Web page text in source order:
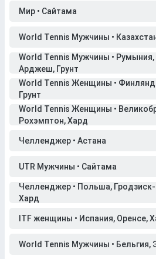
Мир • Сайтама
World Tennis Мужчины •
World Tennis Мужчины •
Арджеш, Грунт
World Tennis Женщины •
Грунт
World Tennis Женщины •
Рохэмптон, Хард
Челленджер • Астана
UTR Мужчины • Сайтама
Челленджер • Польша,
Хард
ITF женщины • Испания, Оренсе,
World Tennis Мужчины • Бельгия,